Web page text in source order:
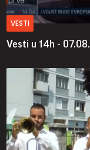
VESTI
Vesti u 14h -